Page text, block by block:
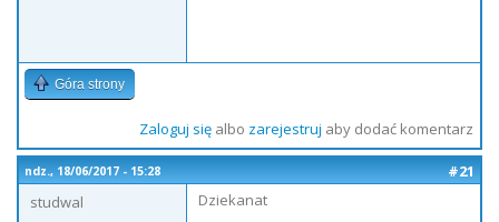
Góra strony
Zaloguj sięalbo zarejestruj aby dodać komentarz
ndz., 18/06/2017 - 15:28
#21
studwal
Dziekanat